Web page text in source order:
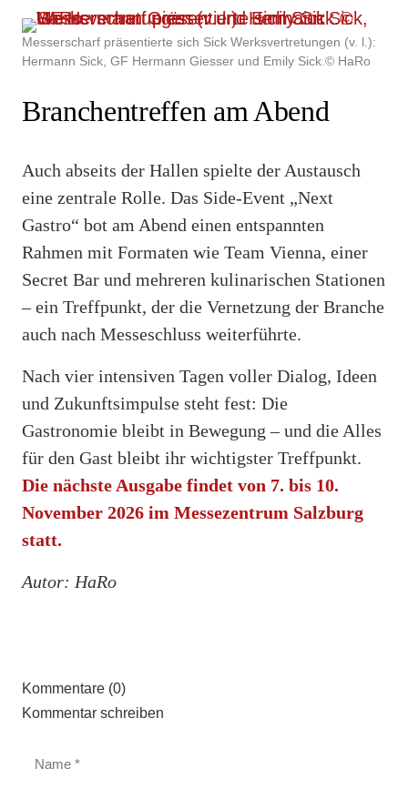
Messerscharf präsentierte sich Sick Werksvertretungen (v. l.):
Hermann Sick, GF Hermann Giesser und Emily Sick.© HaRo
Branchentreffen am Abend
Auch abseits der Hallen spielte der Austausch
eine zentrale Rolle. Das Side-Event „Next
Gastro“ bot am Abend einen entspannten
Rahmen mit Formaten wie Team Vienna, einer
Secret Bar und mehreren kulinarischen Stationen
– ein Treffpunkt, der die Vernetzung der Branche
auch nach Messeschluss weiterführte.
Nach vier intensiven Tagen voller Dialog, Ideen
und Zukunftsimpulse steht fest: Die
Gastronomie bleibt in Bewegung – und die Alles
für den Gast bleibt ihr wichtigster Treffpunkt.
Die nächste Ausgabe findet von 7. bis 10.
November 2026 im Messezentrum Salzburg
statt.
Autor: HaRo
Kommentare (0)
Kommentar schreiben